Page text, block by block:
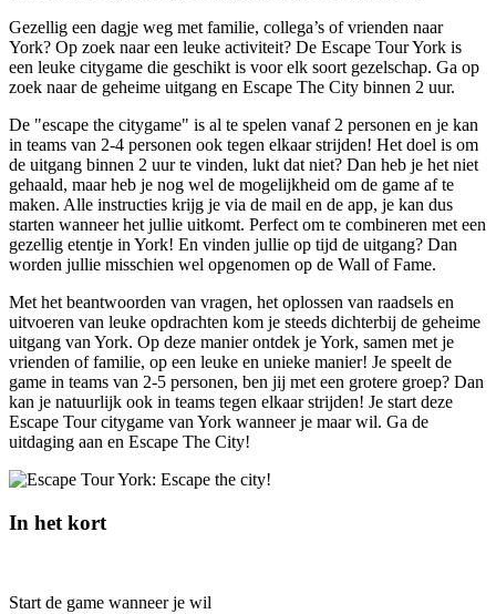
Gezellig een dagje weg met familie, collega’s of vrienden naar
York? Op zoek naar een leuke activiteit? De Escape Tour York is
een leuke citygame die geschikt is voor elk soort gezelschap. Ga op
zoek naar de geheime uitgang en Escape The City binnen 2 uur.
De "escape the citygame" is al te spelen vanaf 2 personen en je kan
in teams van 2-4 personen ook tegen elkaar strijden! Het doel is om
de uitgang binnen 2 uur te vinden, lukt dat niet? Dan heb je het niet
gehaald, maar heb je nog wel de mogelijkheid om de game af te
maken. Alle instructies krijg je via de mail en de app, je kan dus
starten wanneer het jullie uitkomt. Perfect om te combineren met een
gezellig etentje in York! En vinden jullie op tijd de uitgang? Dan
worden jullie misschien wel opgenomen op de Wall of Fame.
Met het beantwoorden van vragen, het oplossen van raadsels en
uitvoeren van leuke opdrachten kom je steeds dichterbij de geheime
uitgang van York. Op deze manier ontdek je York, samen met je
vrienden of familie, op een leuke en unieke manier! Je speelt de
game in teams van 2-5 personen, ben jij met een grotere groep? Dan
kan je natuurlijk ook in teams tegen elkaar strijden! Je start deze
Escape Tour citygame van York wanneer je maar wil. Ga de
uitdaging aan en Escape The City!
In het kort
Start de game wanneer je wil